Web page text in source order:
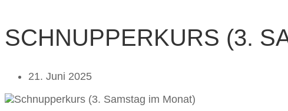
SCHNUPPERKURS (3.
21. Juni 2025